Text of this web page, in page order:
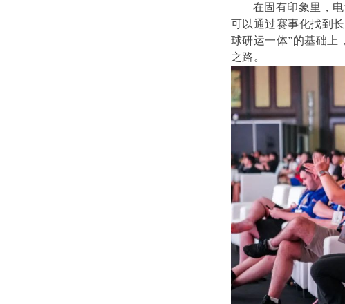
在固有印象里，
可以通过赛事化找到
球研运一体”的基础上
之路。